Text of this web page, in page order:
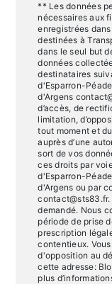
** Les données
nécessaires aux
enregistrées
destinées à
dans le seul but
données
destinataires
d'Esparron-
d'Argens
d’accès, de
limitation,
tout moment et
auprès d’une
sort de vos
ces droits par
d'Esparron-
d'Argens ou par
demandé. Nous
période de prise
prescription
contentieux.
d'opposition au
cette adresse:
plus